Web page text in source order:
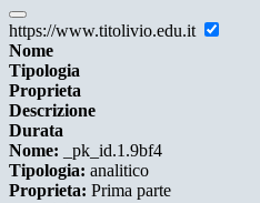
https://www.titolivio.edu.it
Nome
Tipologia
Proprieta
Descrizione
Durata
Nome: _pk_id.1.9bf4
Tipologia: analitico
Proprieta: Prima parte